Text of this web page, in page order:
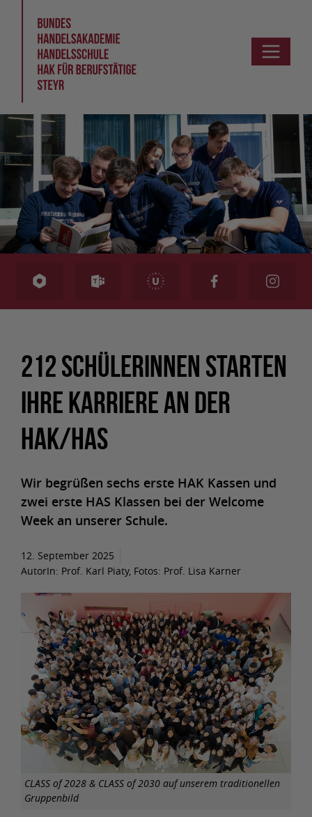
212 SchülerInnen starten
ihre Karriere an der
HAK/HAS
Wir begrüßen sechs erste HAK Kassen und
zwei erste HAS Klassen bei der Welcome
Week an unserer Schule.
12. September 2025
AutorIn: Prof. Karl Piaty, Fotos: Prof. Lisa Karner
CLASS of 2028 & CLASS of 2030 auf unserem traditionellen
Gruppenbild